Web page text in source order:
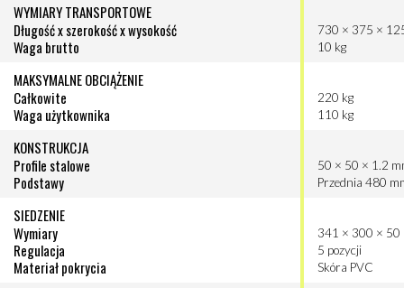
WYMIARY TRANSPORTOWE
Długość x szerokość x wysokość
Waga brutto
730 × 375 ×
10 kg
MAKSYMALNE OBCIĄŻENIE
Całkowite
Waga użytkownika
220 kg
110 kg
KONSTRUKCJA
Profile stalowe
Podstawy
50 × 50 × 1.2
Przednia 480
SIEDZENIE
Wymiary
Regulacja
Materiał pokrycia
341 × 300 × 50
5 pozycji
Skóra PVC